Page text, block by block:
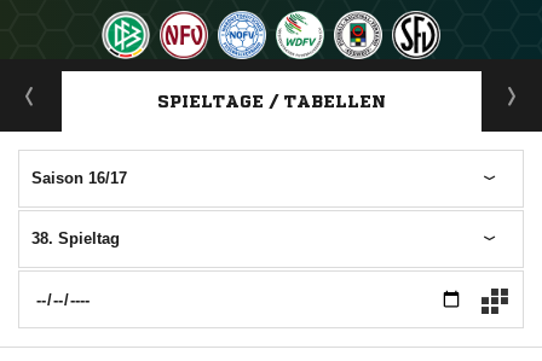
ANZEIGE
SPIELTAGE / TABELLEN
Saison 16/17
38. Spieltag